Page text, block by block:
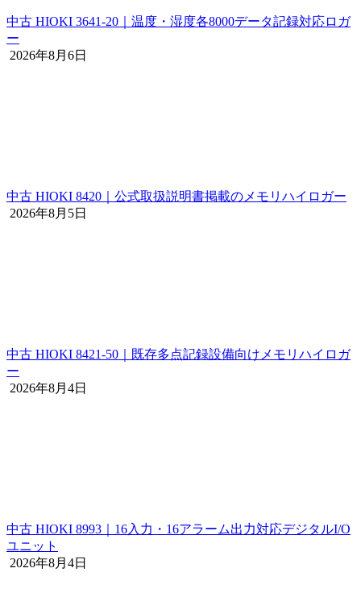
中古 HIOKI 3641-20｜温度・湿度各8000データ記録対応ロガ
ー
2026年8月6日
中古 HIOKI 8420｜公式取扱説明書掲載のメモリハイロガー
2026年8月5日
中古 HIOKI 8421-50｜既存多点記録設備向けメモリハイロガ
ー
2026年8月4日
中古 HIOKI 8993｜16入力・16アラーム出力対応デジタルI/O
ユニット
2026年8月4日